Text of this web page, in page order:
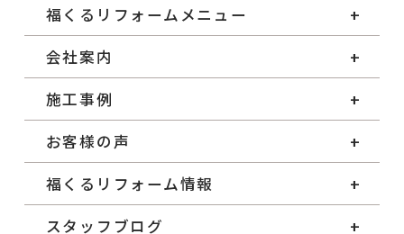
福くるリフォームメニュー
会社案内
施工事例
お客様の声
福くるリフォーム情報
スタッフブログ